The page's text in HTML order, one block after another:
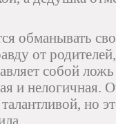
обманывать
от
собой
и нелогичная.
но